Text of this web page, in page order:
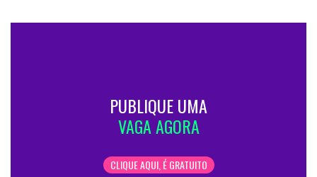
PUBLIQUE UMA
VAGA AGORA
CLIQUE AQUI, É GRATUITO